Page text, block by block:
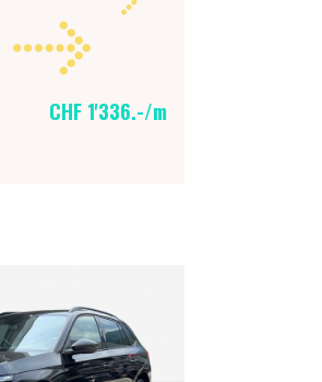
CHF 1'336.-/m